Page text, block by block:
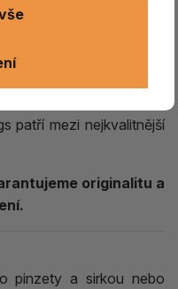
kteří chtějí jednoduché
vykuřování.
patří mezi nejkvalitnější
originalitu a
pinzety a sirkou nebo